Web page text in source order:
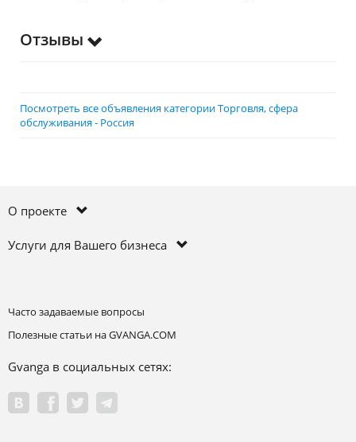
Отзывы
Посмотреть все объявления категории Торговля, сфера
обслуживания - Россия
О проекте
Услуги для Вашего бизнеса
Часто задаваемые вопросы
Полезные статьи на GVANGA.COM
Gvanga в социальных сетях: